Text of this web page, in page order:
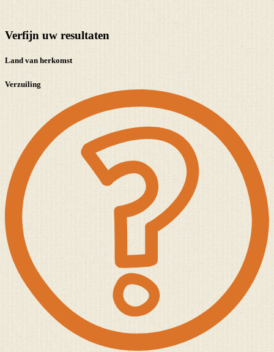
Verfijn uw resultaten
Land van herkomst
Verzuiling